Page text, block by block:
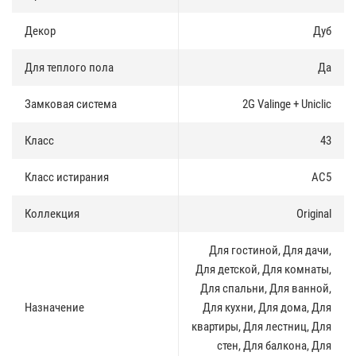
нажатия.
эмбоссирования, NATURA внешне практически идентична паркету
Материал
Каменно-полимерный композит (SPC) высокой прочности.
Теплый пол:
Благодаря высокой стабильности при перепадах температуры,
NATURA может быть уложена в помещениях с системами тёплого
пола (за исключением инфракрасных систем подогрева)
Экологичность
Производится на основе природного сырья, не имеет ярко
Декор Дуб
Для теплого пола Да
Замковая система 2G Valinge + Uniclic
Класс 43
Класс истирания AC5
Коллекция Original
Назначение
Для гостиной, Для дачи,
Для детской, Для комнаты,
Для спальни, Для ванной,
Для кухни, Для дома, Для
квартиры, Для лестниц, Для
стен, Для балкона, Для